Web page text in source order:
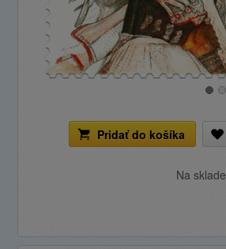
Pridať do košíka
Na sklade